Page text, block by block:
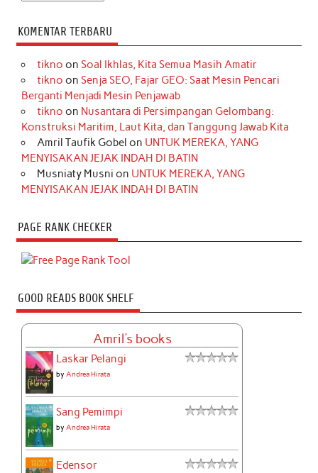
KOMENTAR TERBARU
tikno on Soal Ikhlas, Kita Semua Masih Amatir
tikno on Senja SEO, Fajar GEO: Saat Mesin Pencari
Berganti Menjadi Mesin Penjawab
tikno on Nusantara di Persimpangan Gelombang:
Konstruksi Maritim, Laut Kita, dan Tanggung Jawab Kita
Amril Taufik Gobel on UNTUK MEREKA, YANG
MENYISAKAN JEJAK INDAH DI BATIN
Musniaty Musni on UNTUK MEREKA, YANG
MENYISAKAN JEJAK INDAH DI BATIN
PAGE RANK CHECKER
GOOD READS BOOK SHELF
Amril's books
Laskar Pelangi
byAndrea Hirata
Sang Pemimpi
byAndrea Hirata
Edensor